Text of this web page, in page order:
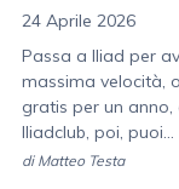
24 Aprile 2026
Passa a Iliad per
massima velocità,
gratis per un
Iliadclub, poi, puoi...
di Matteo Testa